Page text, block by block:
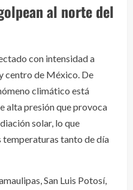
al norte del
con intensidad a
centro de México. De
climático está
alta presión que provoca
solar, lo que
tanto de día
San Luis Potosí,